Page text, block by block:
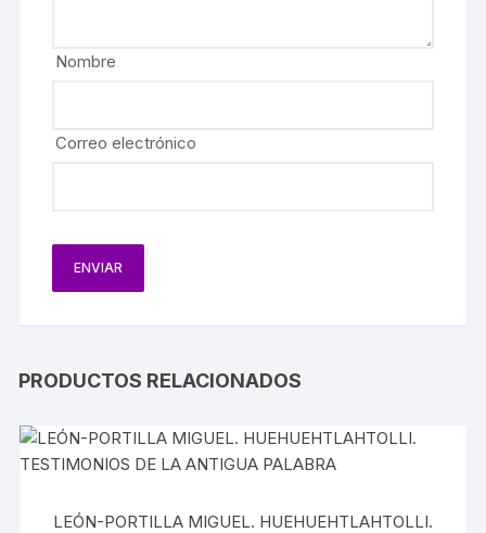
Nombre
Correo electrónico
PRODUCTOS RELACIONADOS
LEÓN-PORTILLA MIGUEL. HUEHUEHTLAHTOLLI.